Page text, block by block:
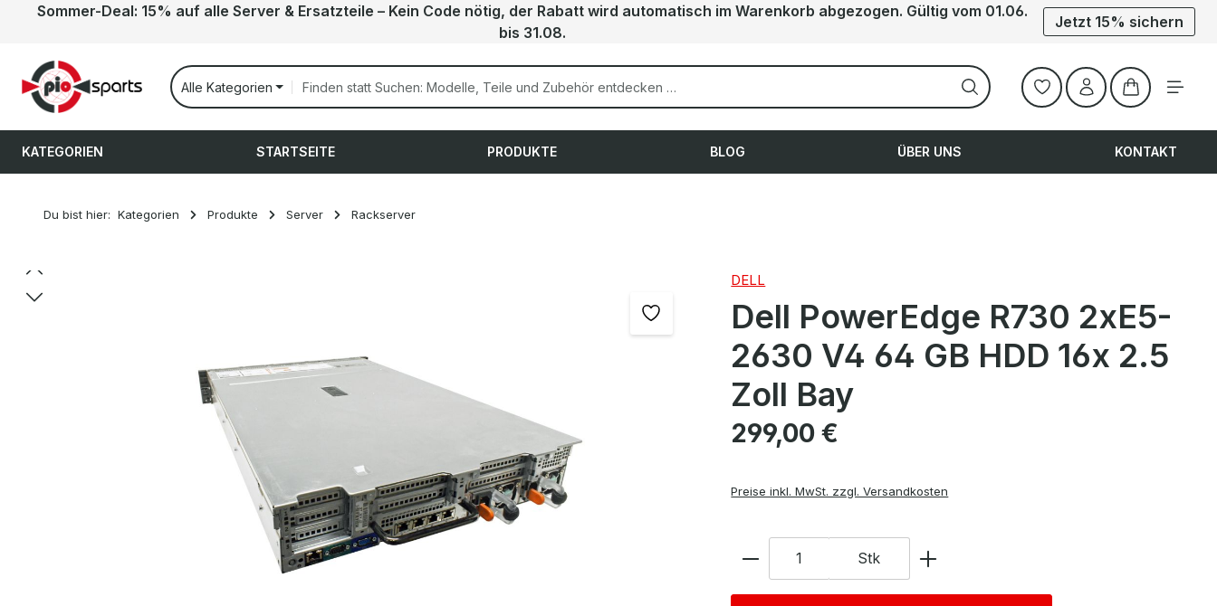
Hauptinhalt springen
Zur Suche springen
Zur Hauptnavigation springen
Sommer-Deal: 15% auf alle Server & Ersatzteile – Kein Code nötig, der Rabatt wird automatisch im Warenkorb abgezogen. Gültig vom 01.06.
bis 31.08.
Jetzt 15% sichern
Alle Kategorien
Warenkorb
KATEGORIEN STARTSEITE PRODUKTE BLOG ÜBER UNS KONTAKT
Du bist hier: Kategorien Produkte Server Rackserver
Bildergalerie überspringen DELL
Dell PowerEdge R730 2xE5-
2630 V4 64 GB HDD 16x 2.5
Zoll Bay
Regulärer Preis:
299,00 €
Preise inkl. MwSt. zzgl. Versandkosten
Anzahl Stk